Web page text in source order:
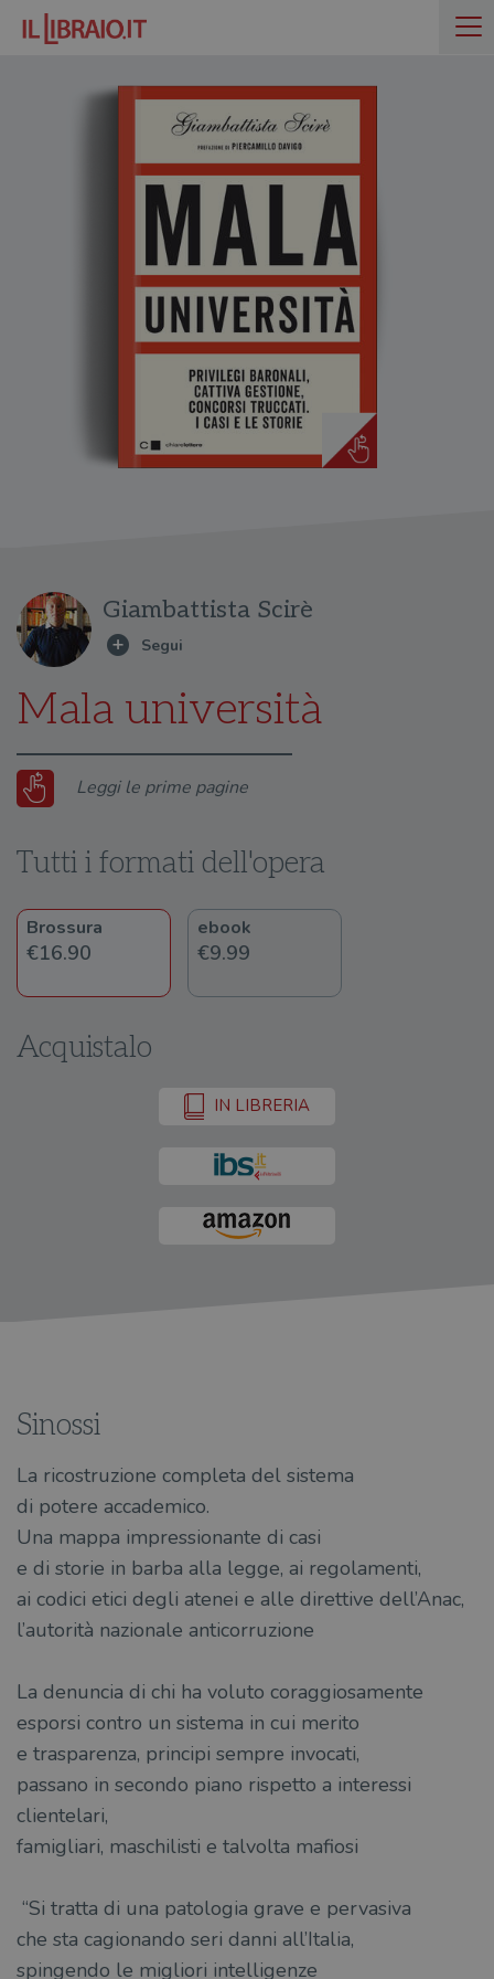
Giambattista Scirè
Mala università
Leggi le prime pagine
Tutti i formati dell'opera
Brossura
€16.90
ebook
€9.99
Acquistalo
IN LIBRERIA
Sinossi
La ricostruzione completa del sistema
di potere accademico.
Una mappa impressionante di casi
e di storie in barba alla legge, ai regolamenti,
ai codici etici degli atenei e alle direttive dell’Anac,
l’autorità nazionale anticorruzione
La denuncia di chi ha voluto coraggiosamente
esporsi contro un sistema in cui merito
e trasparenza, principi sempre invocati,
passano in secondo piano rispetto a interessi
clientelari,
famigliari, maschilisti e talvolta mafiosi
“Si tratta di una patologia grave e pervasiva
che sta cagionando seri danni all’Italia,
spingendo le migliori intelligenze